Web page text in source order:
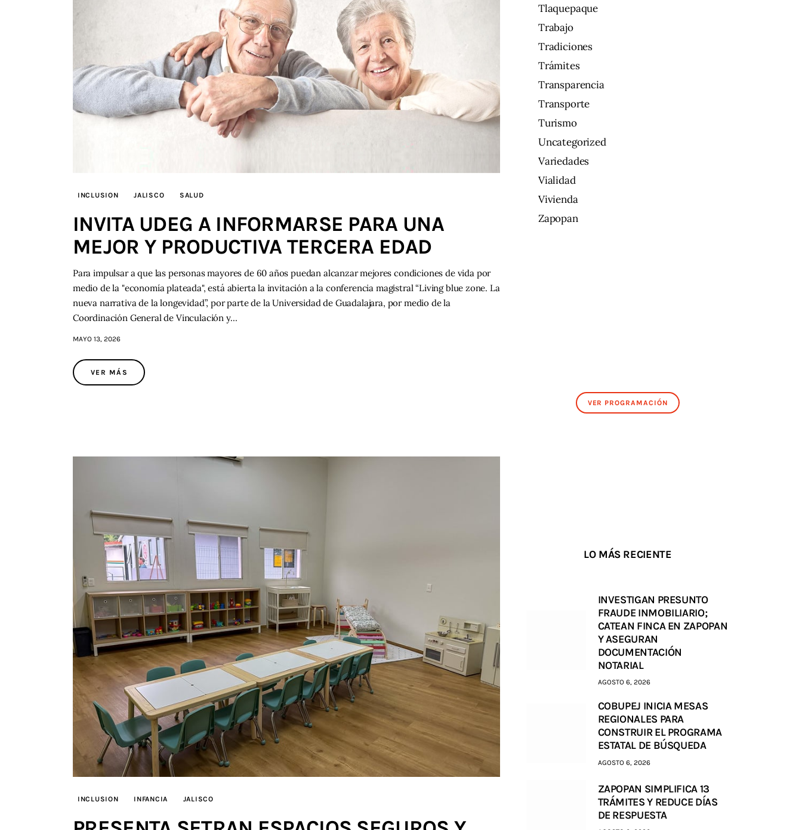
INCLUSION JALISCO SALUD
INVITA UDEG A INFORMARSE PARA UNA
MEJOR Y PRODUCTIVA TERCERA EDAD
Para impulsar a que las personas mayores de 60 años puedan alcanzar mejores condiciones de vida por
medio de la "economía plateada", está abierta la invitación a la conferencia magistral “Living blue zone. La
nueva narrativa de la longevidad”, por parte de la Universidad de Guadalajara, por medio de la
Coordinación General de Vinculación y…
MAYO 13, 2026
VER MÁS
INCLUSION INFANCIA JALISCO
Tlaquepaque
Trabajo
Tradiciones
Trámites
Transparencia
Transporte
Turismo
Uncategorized
Variedades
Vialidad
Vivienda
Zapopan
VER PROGRAMACIÓN
LO MÁS RECIENTE
INVESTIGAN PRESUNTO
FRAUDE INMOBILIARIO;
CATEAN FINCA EN ZAPOPAN
Y ASEGURAN
DOCUMENTACIÓN
NOTARIAL
AGOSTO 6, 2026
COBUPEJ INICIA MESAS
REGIONALES PARA
CONSTRUIR EL PROGRAMA
ESTATAL DE BÚSQUEDA
AGOSTO 6, 2026
ZAPOPAN SIMPLIFICA 13
TRÁMITES Y REDUCE DÍAS
DE RESPUESTA